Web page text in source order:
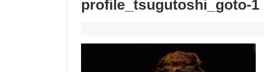
profile_tsugutoshi_goto-1